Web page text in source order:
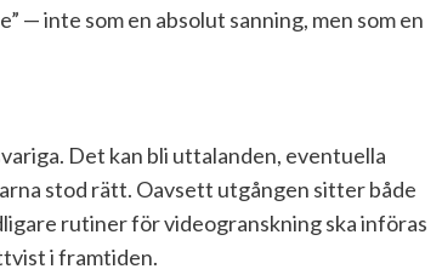
— inte som en absolut sanning, men som en
Det kan bli uttalanden, eventuella
stod rätt. Oavsett utgången sitter både
rutiner för videogranskning ska införas
i framtiden.